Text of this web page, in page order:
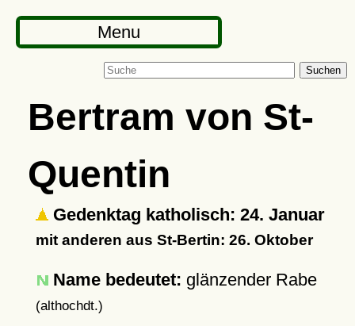
Menu
Suchen
Bertram von St-
Quentin
Gedenktag katholisch: 24. Januar
mit anderen aus St-Bertin: 26. Oktober
Name bedeutet: glänzender Rabe
(althochdt.)